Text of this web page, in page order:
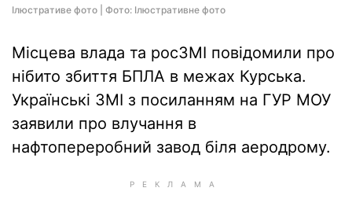
Ілюстративе фото | Фото: Ілюстративне фото
Місцева влада та росЗМІ повідомили про
нібито збиття БПЛА в межах Курська.
Українські ЗМІ з посиланням на ГУР МОУ
заявили про влучання в
нафтопереробний завод біля аеродрому.